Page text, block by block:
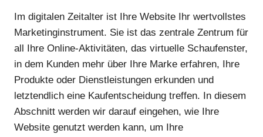
Im digitalen Zeitalter ist Ihre Website Ihr wertvollstes
Marketinginstrument. Sie ist das zentrale Zentrum für
all Ihre Online-Aktivitäten, das virtuelle Schaufenster,
in dem Kunden mehr über Ihre Marke erfahren, Ihre
Produkte oder Dienstleistungen erkunden und
letztendlich eine Kaufentscheidung treffen. In diesem
Abschnitt werden wir darauf eingehen, wie Ihre
Website genutzt werden kann, um Ihre